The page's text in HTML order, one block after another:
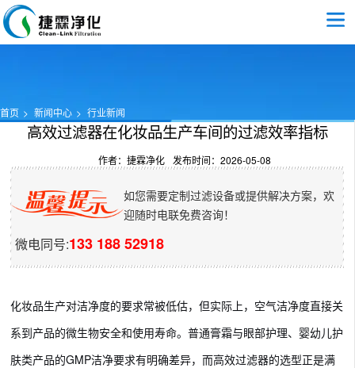
首页 新闻中心 行业新闻
高效过滤器在化妆品生产车间的过滤效率指标​
作者：捷霖净化 发布时间：2026-05-08
如您需要定制过滤设备或提供解决方案，欢
迎随时电联免费咨询！
微电同号:133 188 52918
化妆品生产对洁净度的要求常被低估，但实际上，空气洁净度直接关
系到产品的微生物安全和使用寿命。普通膏霜与眼部护理、婴幼儿护
肤类产品的GMP洁净要求有明确差异，而高效过滤器的选型正是满